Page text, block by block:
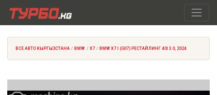
ВСЕ АВТО КЫРГЫЗСТАНА BMW X7 BMW X7 I (G07) РЕСТАЙЛИНГ 40I 3.0, 2024